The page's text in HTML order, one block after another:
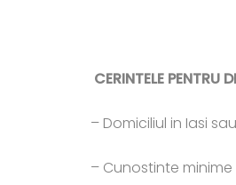
CERINTELE PENTRU
– Domiciliul in Iasi
– Cunostinte minime